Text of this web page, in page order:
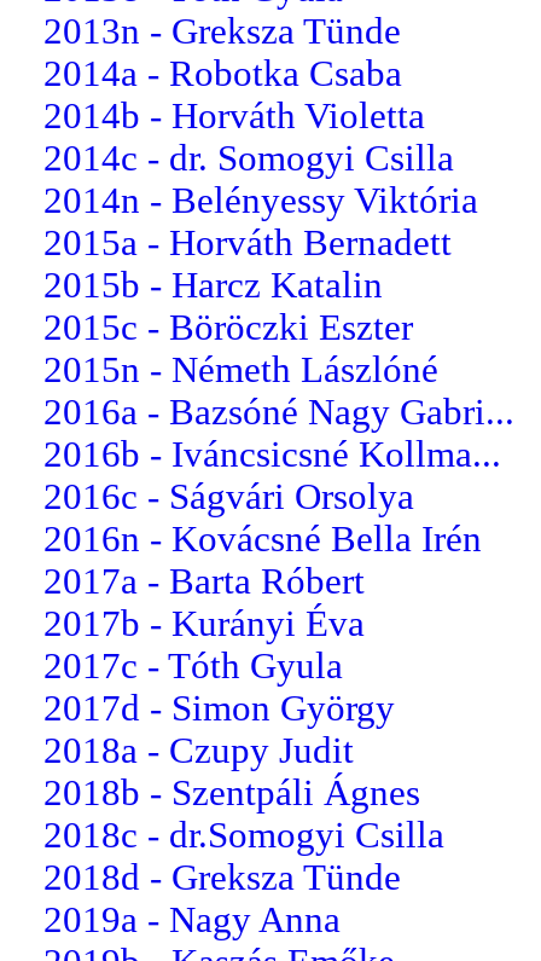
2013n - Greksza Tünde
2014a - Robotka Csaba
2014b - Horváth Violetta
2014c - dr. Somogyi Csilla
2014n - Belényessy Viktória
2015a - Horváth Bernadett
2015b - Harcz Katalin
2015c - Böröczki Eszter
2015n - Németh Lászlóné
2016a - Bazsóné Nagy Gabri...
2016b - Iváncsicsné Kollma...
2016c - Ságvári Orsolya
2016n - Kovácsné Bella Irén
2017a - Barta Róbert
2017b - Kurányi Éva
2017c - Tóth Gyula
2017d - Simon György
2018a - Czupy Judit
2018b - Szentpáli Ágnes
2018c - dr.Somogyi Csilla
2018d - Greksza Tünde
2019a - Nagy Anna